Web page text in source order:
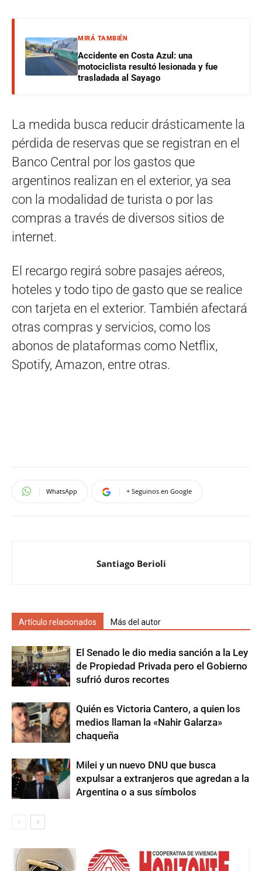
MIRÁ TAMBIÉN
Accidente en Costa Azul: una
motociclista resultó lesionada y fue
trasladada al Sayago
La medida busca reducir drásticamente la
pérdida de reservas que se registran en el
Banco Central por los gastos que
argentinos realizan en el exterior, ya sea
con la modalidad de turista o por las
compras a través de diversos sitios de
internet.
El recargo regirá sobre pasajes aéreos,
hoteles y todo tipo de gasto que se realice
con tarjeta en el exterior. También afectará
otras compras y servicios, como los
abonos de plataformas como Netflix,
Spotify, Amazon, entre otras.
WhatsApp + Seguinos en Google
Santiago Berioli
Artículo relacionados Más del autor
El Senado le dio media sanción a la Ley
de Propiedad Privada pero el Gobierno
sufrió duros recortes
Quién es Victoria Cantero, a quien los
medios llaman la «Nahir Galarza»
chaqueña
Milei y un nuevo DNU que busca
expulsar a extranjeros que agredan a la
Argentina o a sus símbolos